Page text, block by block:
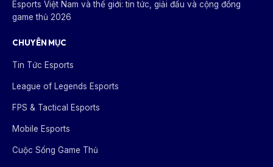
Esports Việt Nam và thế giới: tin tức, giải đấu và cộng đồng
game thủ 2026
CHUYÊN MỤC
Tin Tức Esports
League of Legends Esports
FPS & Tactical Esports
Mobile Esports
Cuộc Sống Game Thủ